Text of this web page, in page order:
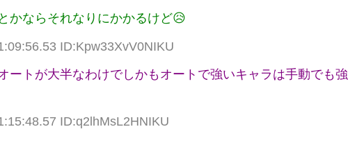
かならそれなりにかかるけど😥
ID:Kpw33XvV0NIKU
ートが大半なわけでしかもオートで強いキャラは手動でも強
ID:q2lhMsL2HNIKU